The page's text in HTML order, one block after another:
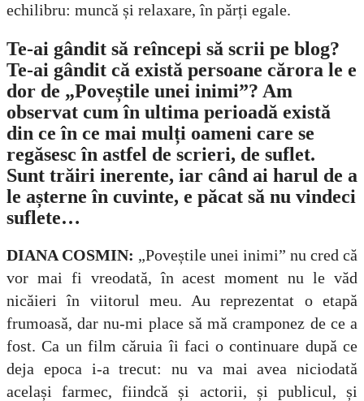
echilibru: muncă și relaxare, în părți egale.
Te-ai gândit să reîncepi să scrii pe blog?
Te-ai gândit că există persoane cărora le e
dor de „Poveștile unei inimi”? Am
observat cum în ultima perioadă există
din ce în ce mai mulți oameni care se
regăsesc în astfel de scrieri, de suflet.
Sunt trăiri inerente, iar când ai harul de a
le așterne în cuvinte, e păcat să nu vindeci
suflete…
DIANA COSMIN: „Poveștile unei inimi” nu cred că
vor mai fi vreodată, în acest moment nu le văd
nicăieri în viitorul meu. Au reprezentat o etapă
frumoasă, dar nu-mi place să mă cramponez de ce a
fost. Ca un film căruia îi faci o continuare după ce
deja epoca i-a trecut: nu va mai avea niciodată
același farmec, fiindcă și actorii, și publicul, și